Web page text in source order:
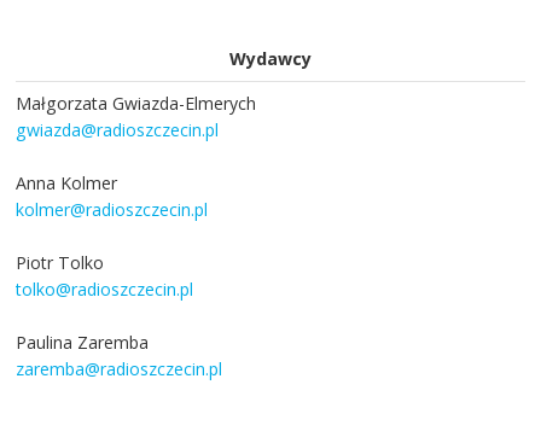
Wydawcy
Małgorzata Gwiazda-Elmerych
gwiazda@radioszczecin.pl
Anna Kolmer
kolmer@radioszczecin.pl
Piotr Tolko
tolko@radioszczecin.pl
Paulina Zaremba
zaremba@radioszczecin.pl